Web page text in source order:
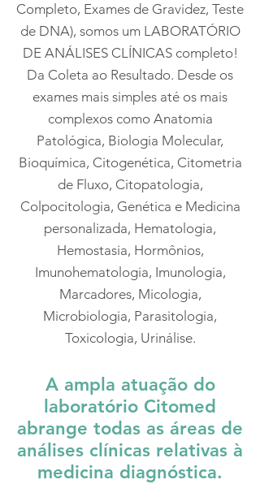
Completo, Exames de Gravidez, Teste
de DNA), somos um LABORATÓRIO
DE ANÁLISES CLÍNICAS completo!
Da Coleta ao Resultado. Desde os
exames mais simples até os mais
complexos como Anatomia
Patológica, Biologia Molecular,
Bioquímica, Citogenética, Citometria
de Fluxo, Citopatologia,
Colpocitologia, Genética e Medicina
personalizada, Hematologia,
Hemostasia, Hormônios,
Imunohematologia, Imunologia,
Marcadores, Micologia,
Microbiologia, Parasitologia,
Toxicologia, Urinálise.
A ampla atuação do
laboratório Citomed
abrange todas as áreas de
análises clínicas relativas à
medicina diagnóstica.